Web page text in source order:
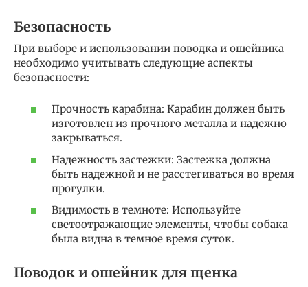
Безопасность
При выборе и использовании поводка и ошейника
необходимо учитывать следующие аспекты
безопасности:
Прочность карабина: Карабин должен быть
изготовлен из прочного металла и надежно
закрываться.
Надежность застежки: Застежка должна
быть надежной и не расстегиваться во время
прогулки.
Видимость в темноте: Используйте
светоотражающие элементы, чтобы собака
была видна в темное время суток.
Поводок и ошейник для щенка